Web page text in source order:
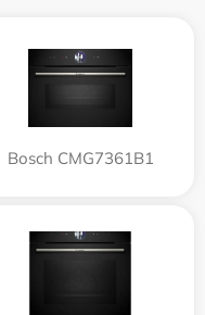
Bosch CMG7361B1